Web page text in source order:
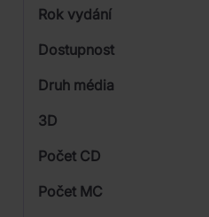
Rok vydání
Od
Dostupnost
Druh média
3D
Počet CD
Počet MC